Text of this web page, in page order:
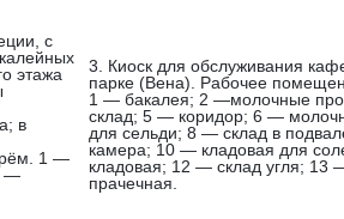
с
этажа
в
1 —
—
3. Киоск для обслуживания
парке (Вена). Рабочее
1 — бакалея; 2 —молочные
склад; 5 — коридор; 6 —
для сельди; 8 — склад в
камера; 10 — кладовая для
кладовая; 12 — склад угля; 13
прачечная.